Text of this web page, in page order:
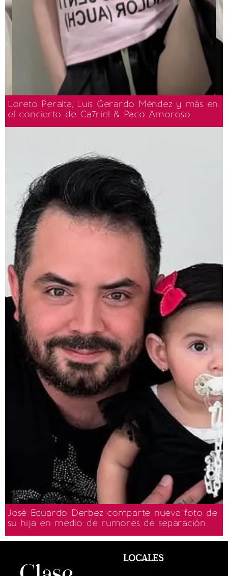
Loreto Peralta, Luis Gerardo Méndez y más en
el concierto de Ca7riel & Paco Amoroso
José Eduardo Derbez comparte nueva foto de
su hija en medio de rumores de separación
LOCALES